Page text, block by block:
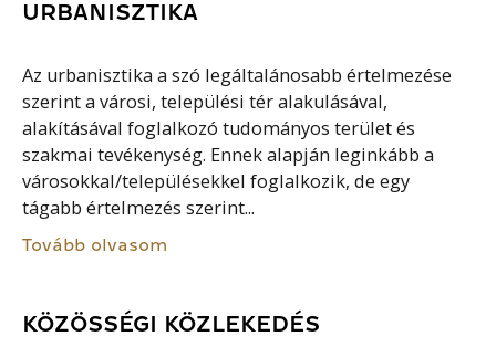
URBANISZTIKA
Az urbanisztika a szó legáltalánosabb értelmezése
szerint a városi, települési tér alakulásával,
alakításával foglalkozó tudományos terület és
szakmai tevékenység. Ennek alapján leginkább a
városokkal/településekkel foglalkozik, de egy
tágabb értelmezés szerint...
Tovább olvasom
KÖZÖSSÉGI KÖZLEKEDÉS